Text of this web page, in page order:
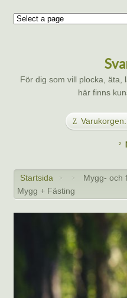
För dig som vill plocka, äta,
här finns
Varukorgen:
Startsida > >
Mygg- och
Mygg + Fästing